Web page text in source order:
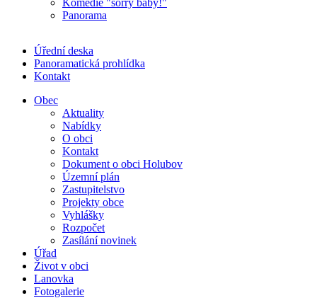
Komedie "sorry baby!"
Panorama
Úřední deska
Panoramatická prohlídka
Kontakt
Obec
Aktuality
Nabídky
O obci
Kontakt
Dokument o obci Holubov
Územní plán
Zastupitelstvo
Projekty obce
Vyhlášky
Rozpočet
Zasílání novinek
Úřad
Život v obci
Lanovka
Fotogalerie